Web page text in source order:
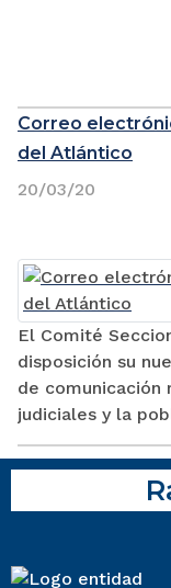
Correo
del Atlántico
El Comité
disposición su
de
judiciales y la
20/03/20